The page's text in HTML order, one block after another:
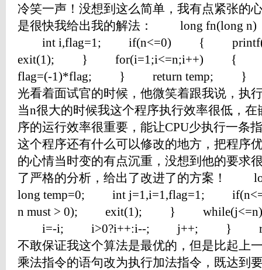
冷笑一声！没想到这么简单，我有点紧张
是很快我给出我的解法： long
int i,flag=1; if(n<=0) {
exit(1); } for(i=1;i<=n;i++) {
flag=(-1)*flag; } return temp; } 搞
光看着面试官的时候，他微笑着跟我说，执
当n很大的时候我这个程序执行效率很低，
序的运行效率很重要，能让CPU少执行一条
这个程序还有什么可以修改的地方，把程序
的心情当时变的有点沉重，没想到他的要求
了严格的分析，给出了改进了的方
long temp=0; int j=1,i=1,flag=1;
n must > 0); exit(1); }
i=-i; i>0?i++:i--; j++; }
不敢保证我这个算法是最优的，但是比起上
乘法指令的语句改为执行加法指令，既达到